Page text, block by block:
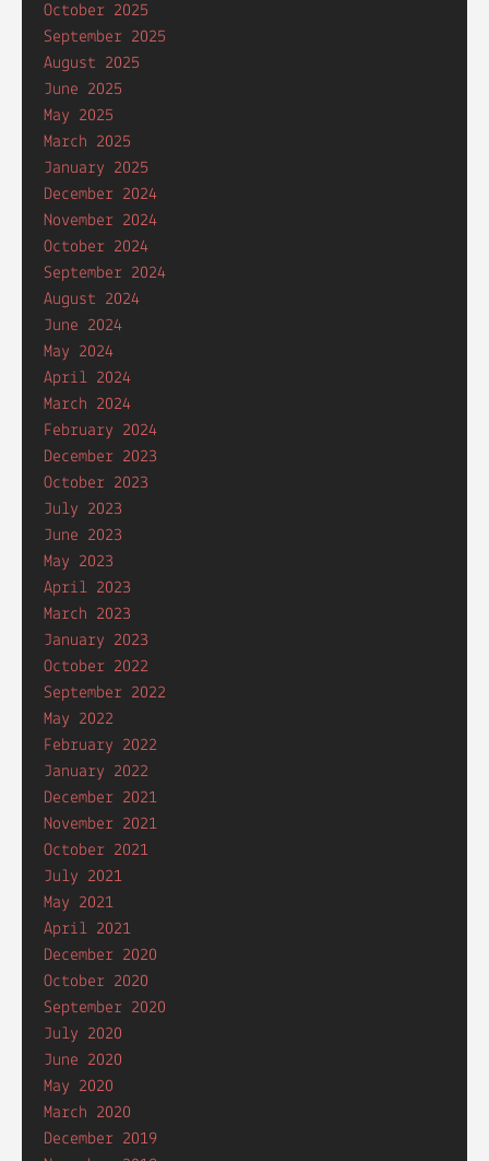
October 2025
September 2025
August 2025
June 2025
May 2025
March 2025
January 2025
December 2024
November 2024
October 2024
September 2024
August 2024
June 2024
May 2024
April 2024
March 2024
February 2024
December 2023
October 2023
July 2023
June 2023
May 2023
April 2023
March 2023
January 2023
October 2022
September 2022
May 2022
February 2022
January 2022
December 2021
November 2021
October 2021
July 2021
May 2021
April 2021
December 2020
October 2020
September 2020
July 2020
June 2020
May 2020
March 2020
December 2019